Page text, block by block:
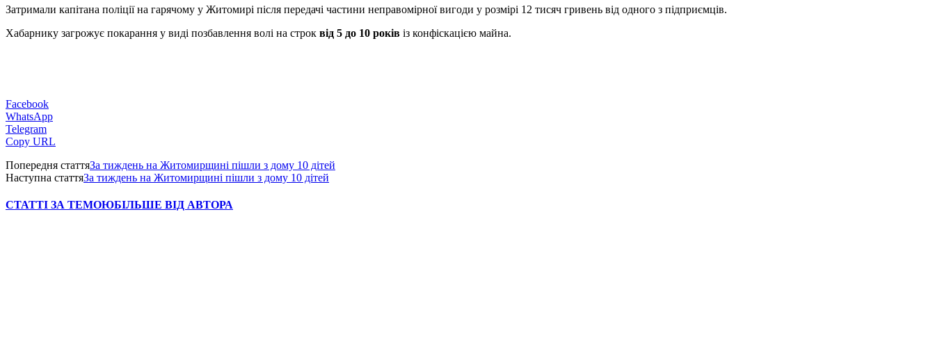
Затримали капітана поліції на гарячому у Житомирі після передачі частини неправомірної вигоди у розмірі 12 тисяч гривень від одного з підприємців.
Хабарнику загрожує покарання у виді позбавлення волі на строк від 5 до 10 років із конфіскацією майна.
Facebook
WhatsApp
Telegram
Copy URL
Попередня статтяЗа тиждень на Житомирщині пішли з дому 10 дітей
Наступна статтяЗа тиждень на Житомирщині пішли з дому 10 дітей
СТАТТІ ЗА ТЕМОЮБІЛЬШЕ ВІД АВТОРА